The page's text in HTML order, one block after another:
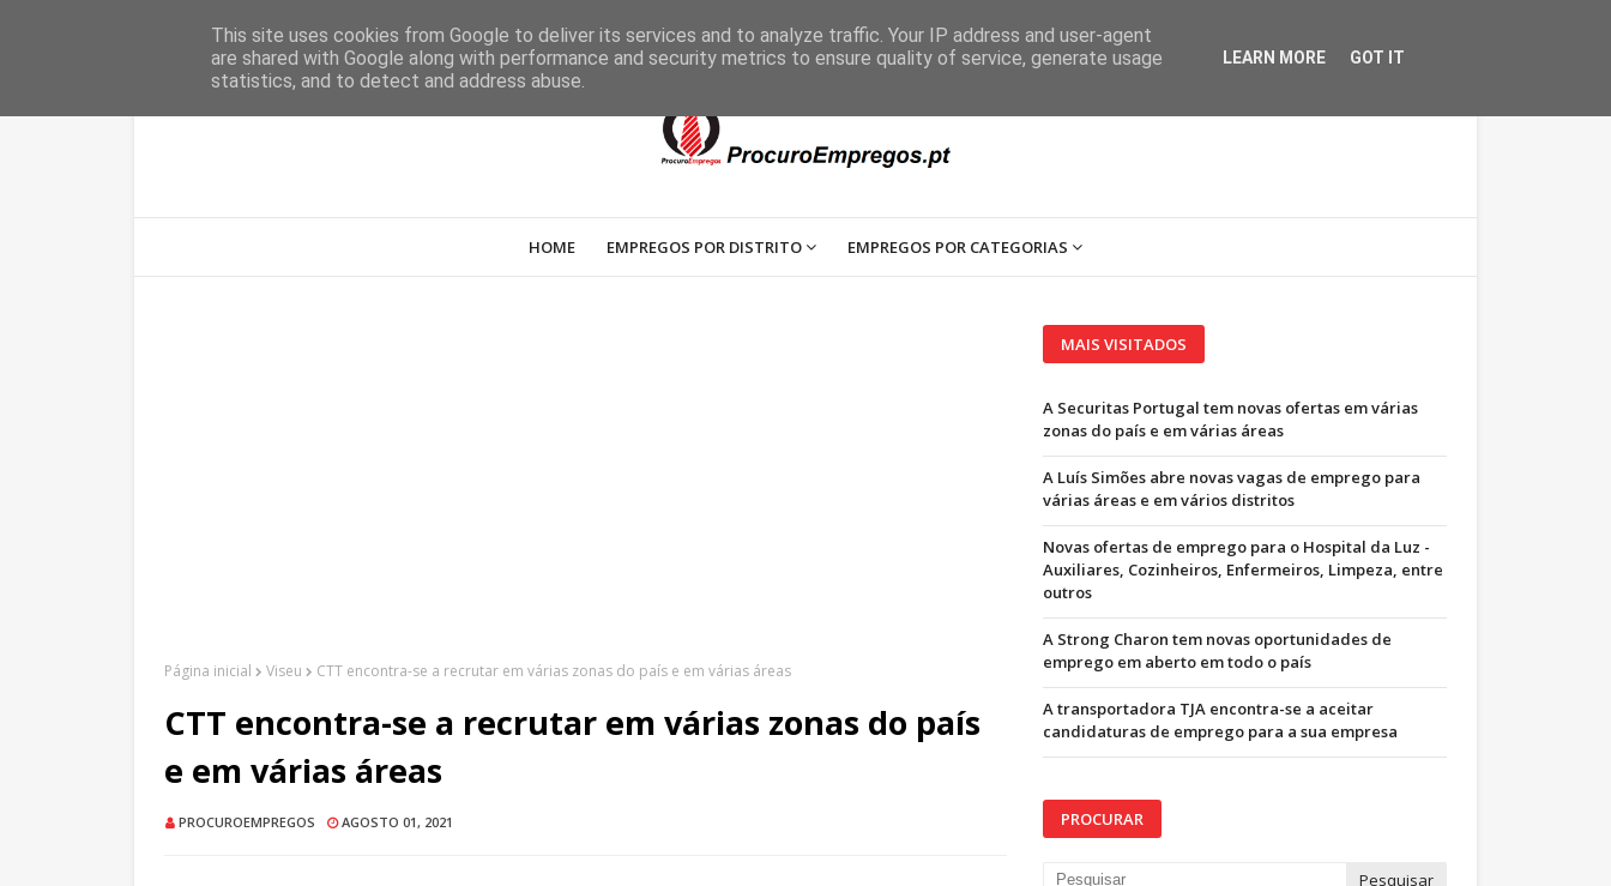
HOME EMPREGOS POR DISTRITO EMPREGOS POR CATEGORIAS
Página inicial Viseu CTT encontra-se a recrutar em várias zonas do país e em várias áreas
CTT encontra-se a recrutar em várias zonas do país
e em várias áreas
PROCUROEMPREGOS AGOSTO 01, 2021
MAIS VISITADOS
A Securitas Portugal tem novas ofertas em várias
zonas do país e em várias áreas
A Luís Simões abre novas vagas de emprego para
várias áreas e em vários distritos
Novas ofertas de emprego para o Hospital da Luz -
Auxiliares, Cozinheiros, Enfermeiros, Limpeza, entre
outros
A Strong Charon tem novas oportunidades de
emprego em aberto em todo o país
A transportadora TJA encontra-se a aceitar
candidaturas de emprego para a sua empresa
PROCURAR
This site uses cookies from Google to deliver its services and to analyze traffic. Your IP address and user-agent
are shared with Google along with performance and security metrics to ensure quality of service, generate usage
statistics, and to detect and address abuse.
LEARN MORE GOT IT